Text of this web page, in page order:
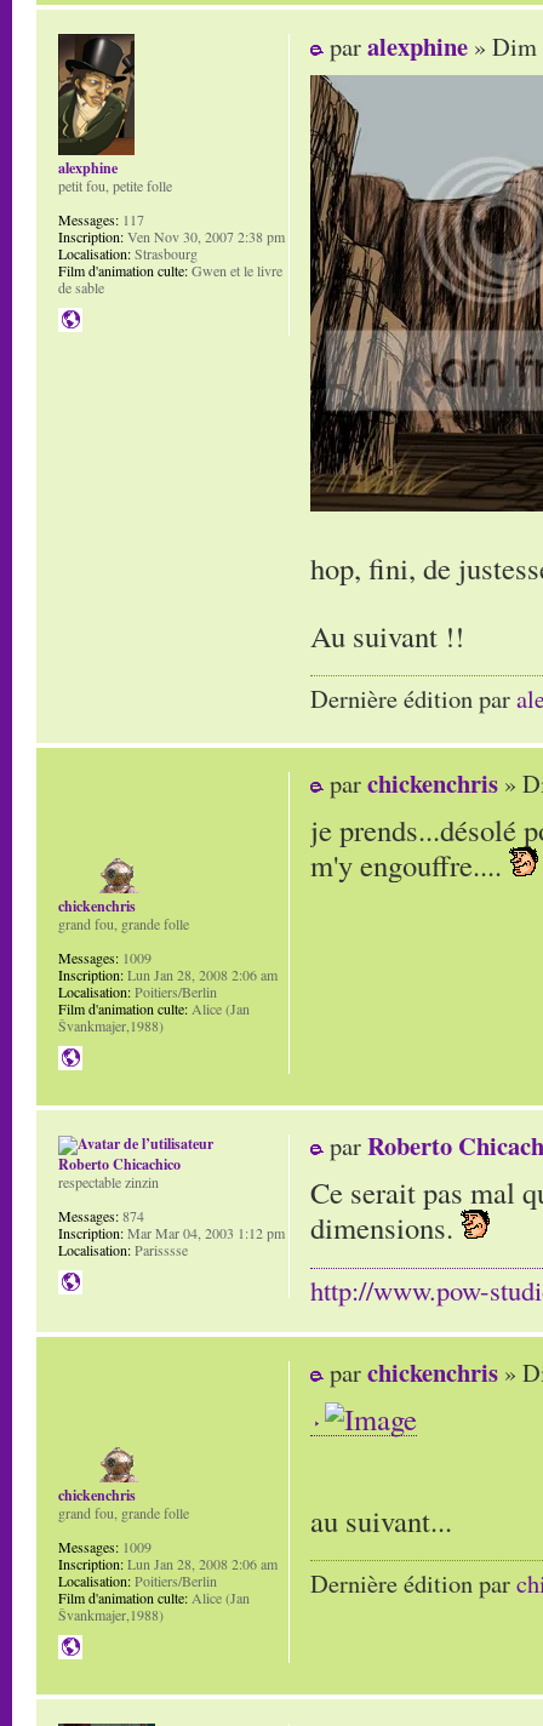
paralexphine » Dim
hop, fini, de
Au suivant !!
Dernière édition par
alexphine
petit fou, petite folle
Messages: 117
Inscription:Ven Nov 30, 2007 2:38 pm
Localisation:Strasbourg
Film d'animation culte:Gwen et le livre
de sable
parchickenchris »
je prends...désolé
m'y engouffre....
chickenchris
grand fou, grande folle
Messages: 1009
Inscription:Lun Jan 28, 2008 2:06 am
Localisation:Poitiers/Berlin
Film d'animation culte: Alice (Jan
Švankmajer,1988)
parRoberto
Ce serait pas mal
dimensions.
http://www.pow-
Roberto Chicachico
respectable zinzin
Messages:874
Inscription:Mar Mar 04, 2003 1:12 pm
Localisation:Parisssse
parchickenchris »
au suivant...
Dernière édition par
chickenchris
grand fou, grande folle
Messages: 1009
Inscription:Lun Jan 28, 2008 2:06 am
Localisation:Poitiers/Berlin
Film d'animation culte: Alice (Jan
Švankmajer,1988)